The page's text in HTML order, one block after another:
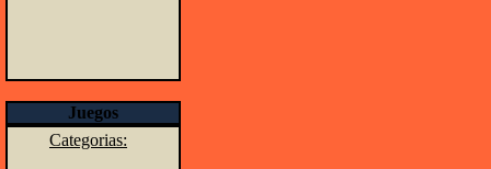
Juegos
Categorias: